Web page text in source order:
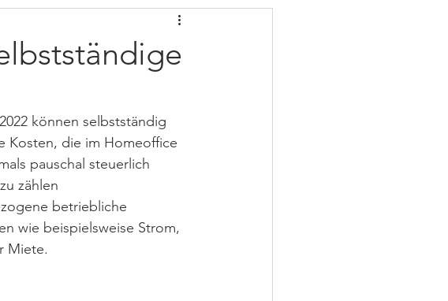
Ertragsteuer
können selbstständig
Kosten, die im Homeoffice
pauschal steuerlich
zählen
betriebliche
wie beispielsweise Strom,
Miete.